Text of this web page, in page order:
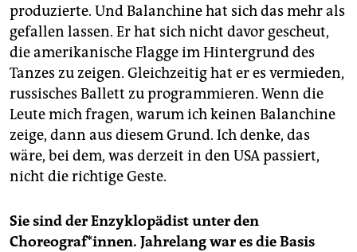
produzierte. Und Balanchine hat sich das mehr als
gefallen lassen. Er hat sich nicht davor gescheut,
die amerikanische Flagge im Hintergrund des
Tanzes zu zeigen. Gleichzeitig hat er es vermieden,
russisches Ballett zu programmieren. Wenn die
Leute mich fragen, warum ich keinen Balanchine
zeige, dann aus diesem Grund. Ich denke, das
wäre, bei dem, was derzeit in den USA passiert,
nicht die richtige Geste.
Sie sind der Enzyklopädist unter den
Choreograf*innen. Jahrelang war es die Basis